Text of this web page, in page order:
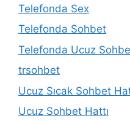
Telefonda Sex
Telefonda Sohbet
Telefonda Ucuz
trsohbet
Ucuz Sıcak Sohbet
Ucuz Sohbet Hattı